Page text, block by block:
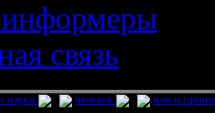
связь
науки человек
нло и